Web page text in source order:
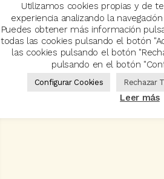
Utilizamos cookies propias y de
experiencia analizando la
Puedes obtener más información
todas las cookies pulsando el botón
las cookies pulsando el botón
pulsando en el botón
Configurar Cookies Rechazar
Leer más